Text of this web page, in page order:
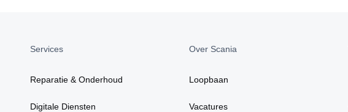
Services
Reparatie & Onderhoud
Digitale Diensten
Over Scania
Loopbaan
Vacatures